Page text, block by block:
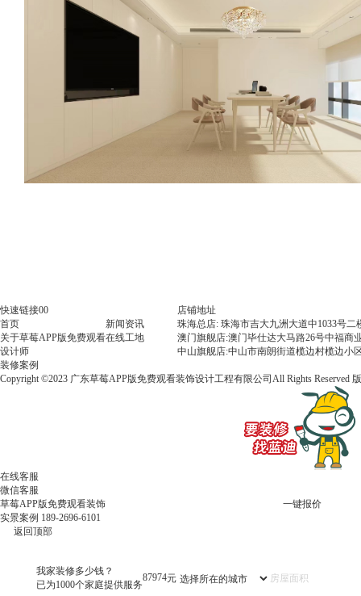
快速链接00
首页
关于草莓APP版免费观看
设计师
装修案例
新闻资讯
在线工地
店铺地址
珠海总店: 珠海市吉大九洲大道中1033号二
澳门旗舰店:澳门毕仕达大马路26号中福商
中山旗舰店:中山市南朗街道榄边村榄边小
Copyright ©2023 广东草莓APP版免费观看装饰设计工程有限公司All Rights Reserved
在线客服
微信客服
草莓APP版免费观看装饰
一键报价
实景案例 189-2696-6101
返回顶部
我家装修多少钱？
已为1000个家庭提供服务
79555元